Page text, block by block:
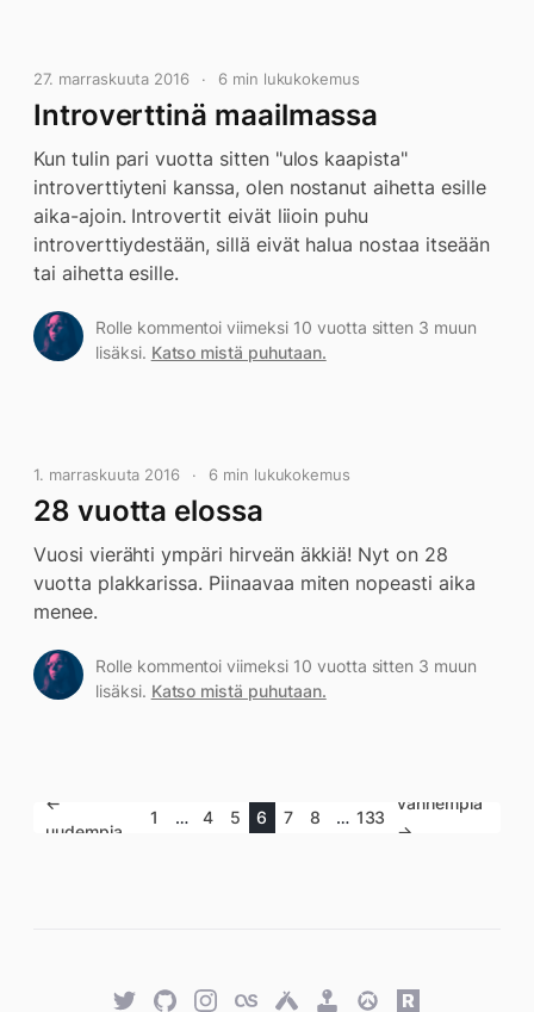
27. marraskuuta 2016 6 min lukukokemus
Introverttinä maailmassa
Kun tulin pari vuotta sitten "ulos kaapista"
introverttiyteni kanssa, olen nostanut aihetta esille
aika-ajoin. Introvertit eivät liioin puhu
introverttiydestään, sillä eivät halua nostaa itseään
tai aihetta esille.
Rolle kommentoi viimeksi 10 vuotta sitten 3 muun
lisäksi. Katso mistä puhutaan.
1. marraskuuta 2016 6 min lukukokemus
28 vuotta elossa
Vuosi vierähti ympäri hirveän äkkiä! Nyt on 28
vuotta plakkarissa. Piinaavaa miten nopeasti aika
menee.
Rolle kommentoi viimeksi 10 vuotta sitten 3 muun
lisäksi. Katso mistä puhutaan.
←
uudempia
1 … 4 5 6 7 8 … 133
vanhempia
→
TwitterGitHubTwitterLast.fmUntappd
RetroOverwatch
Rawg.io